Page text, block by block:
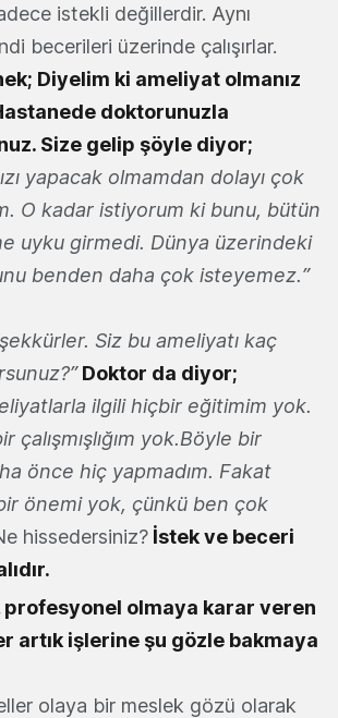
istekli değillerdir. Aynı
becerileri üzerinde çalışırlar.
Diyelim ki ameliyat olmanız
doktorunuzla
Size gelip şöyle diyor;
yapacak olmamdan dolayı çok
O kadar istiyorum ki bunu, bütün
uyku girmedi. Dünya üzerindeki
benden daha çok isteyemez.”
Siz bu ameliyatı kaç
Doktor da diyor;
ilgili hiçbir eğitimim yok.
çalışmışlığım yok.Böyle bir
önce hiç yapmadım. Fakat
önemi yok, çünkü ben çok
hissedersiniz? İstek ve beceri
profesyonel olmaya karar veren
artık işlerine şu gözle bakmaya
olaya bir meslek gözü olarak